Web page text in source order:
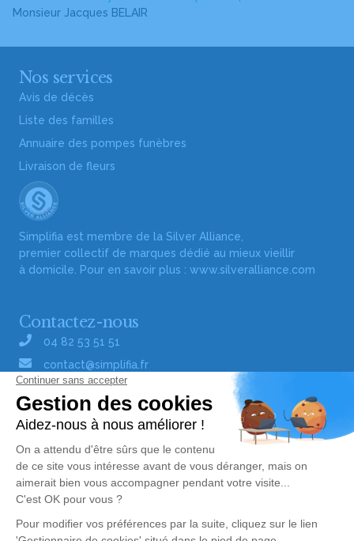
Monsieur Jacques BELAIR
Nos services
Avis de décès
Liste des familles
Annuaire des pompes funèbres
Livraison de fleurs
Simplifia est membre de la Silver Alliance,
premier collectif de marques dédié au mieux vieillir
à domicile. Pour en savoir plus : www.silveralliance.com
Contactez-nous
04 82 53 51 51
contact@simplifia.fr
Réseaux sociaux
Liens utiles
Publier un avis de décès
Signaler un abus/une erreur